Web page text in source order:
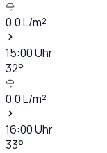
0,0L/m²
15:00Uhr
32°
0,0L/m²
16:00Uhr
33°